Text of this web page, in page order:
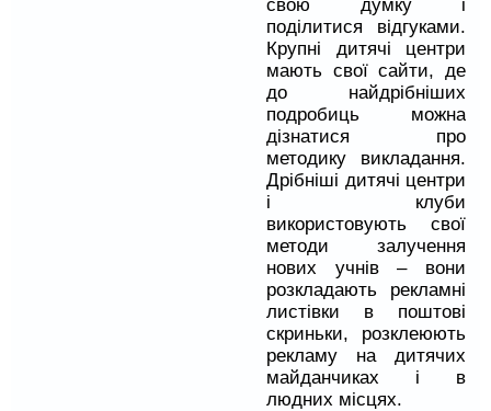
свою думку і
поділитися відгуками.
Крупні дитячі центри
мають свої сайти, де
до найдрібніших
подробиць можна
дізнатися про
методику викладання.
Дрібніші дитячі центри
і клуби
використовують свої
методи залучення
нових учнів – вони
розкладають рекламні
листівки в поштові
скриньки, розклеюють
рекламу на дитячих
майданчиках і в
людних місцях.